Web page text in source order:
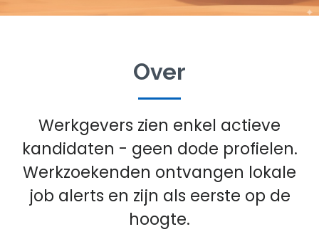
Over
Werkgevers zien enkel actieve
kandidaten - geen dode profielen.
Werkzoekenden ontvangen lokale
job alerts en zijn als eerste op de
hoogte.